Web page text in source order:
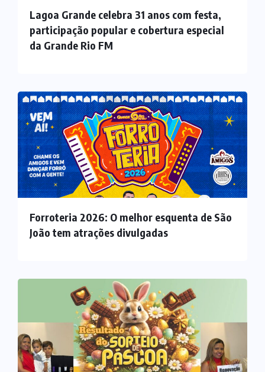
Lagoa Grande celebra 31 anos com festa,
participação popular e cobertura especial
da Grande Rio FM
Forroteria 2026: O melhor esquenta de São
João tem atrações divulgadas